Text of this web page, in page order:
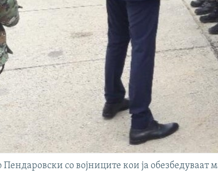
Пендаровски со војниците кои ја обезбедуваат